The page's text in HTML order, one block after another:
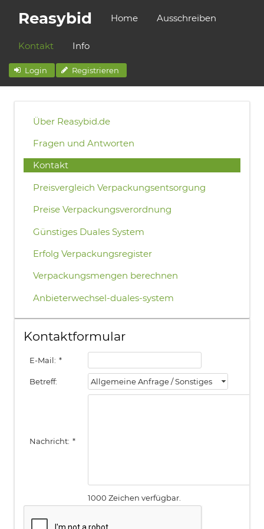
Reasybid Home Ausschreiben
Kontakt Info
Login Registrieren
Über Reasybid.de
Fragen und Antworten
Kontakt
Preisvergleich Verpackungsentsorgung
Preise Verpackungsverordnung
Günstiges Duales System
Erfolg Verpackungsregister
Verpackungsmengen berechnen
Anbieterwechsel-duales-system
Kontaktformular
E-Mail: *
Betreff: Allgemeine Anfrage / Sonstiges
Nachricht: *
1000 Zeichen verfügbar.